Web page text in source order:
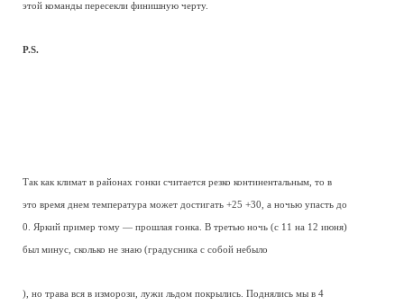
этой команды пересекли финишную черту.
P.S.
Так как климат в районах гонки считается резко континентальным, то в
это время днем температура может достигать +25 +30, а ночью упасть до
0. Яркий пример тому — прошлая гонка. В третью ночь (с 11 на 12 июня)
был минус, сколько не знаю (градусника с собой небыло
), но трава вся в изморози, лужи льдом покрылись. Поднялись мы в 4